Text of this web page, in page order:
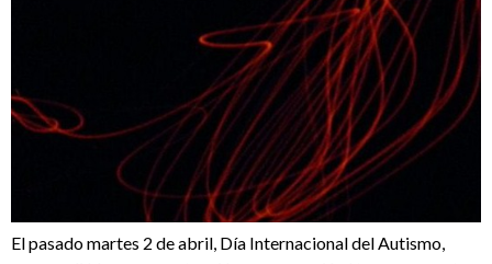
El pasado martes 2 de abril, Día Internacional del Autismo,